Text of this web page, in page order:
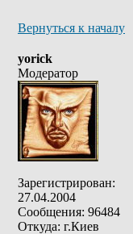
Вернуться к началу
yorick
Модератор
Зарегистрирован:
27.04.2004
Сообщения: 96484
Откуда: г.Киев